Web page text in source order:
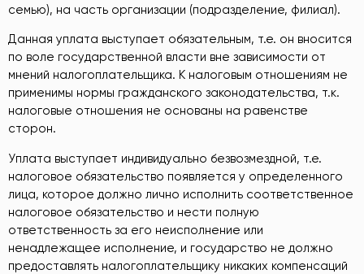
семью), на часть организации (подразделение, филиал).
Данная уплата выступает обязательным, т.е. он вносится
по воле государственной власти вне зависимости от
мнений налогоплательщика. К налоговым отношениям не
применимы нормы гражданского законодательства, т.к.
налоговые отношения не основаны на равенстве
сторон.
Уплата выступает индивидуально безвозмездной, т.е.
налоговое обязательство появляется у определенного
лица, которое должно лично исполнить соответственное
налоговое обязательство и нести полную
ответственность за его неисполнение или
ненадлежащее исполнение, и государство не должно
предоставлять налогоплательщику никаких компенсаций